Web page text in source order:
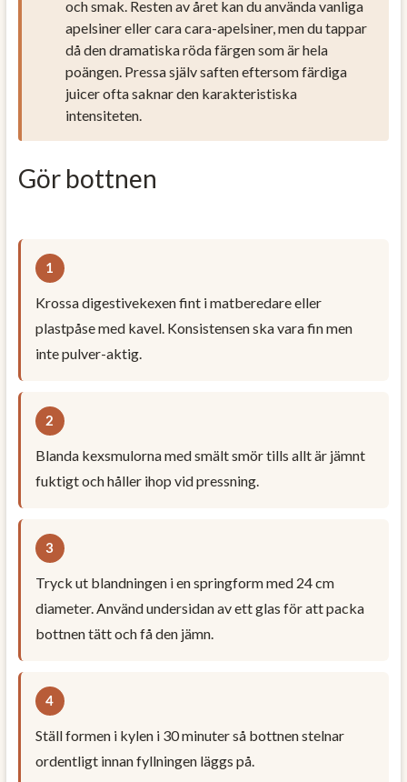
och smak. Resten av året kan du använda vanliga
apelsiner eller cara cara-apelsiner, men du tappar
då den dramatiska röda färgen som är hela
poängen. Pressa själv saften eftersom färdiga
juicer ofta saknar den karakteristiska
intensiteten.
Gör bottnen
Krossa digestivekexen fint i matberedare eller
plastpåse med kavel. Konsistensen ska vara fin men
inte pulver-aktig.
Blanda kexsmulorna med smält smör tills allt är jämnt
fuktigt och håller ihop vid pressning.
Tryck ut blandningen i en springform med 24 cm
diameter. Använd undersidan av ett glas för att packa
bottnen tätt och få den jämn.
Ställ formen i kylen i 30 minuter så bottnen stelnar
ordentligt innan fyllningen läggs på.